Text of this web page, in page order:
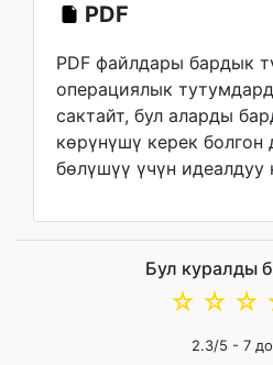
PDF
PDF файлдары бардык
операциялык
сактайт, бул аларды
көрүнүшү керек болгон
бөлүшүү үчүн идеалдуу
Бул куралды
☆
☆
☆
2.3/5 - 7